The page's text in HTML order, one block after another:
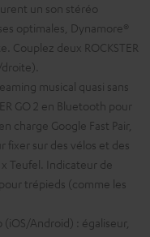
un son stéréo
optimales, Dynamore®
Couplez deux ROCKSTER
musical quasi sans
GO 2 en Bluetooth pour
charge Google Fast Pair,
fixer sur des vélos et des
Teufel. Indicateur de
trépieds (comme les
(iOS/Android) : égaliseur,